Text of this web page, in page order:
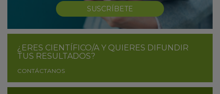
SUSCRÍBETE
¿ERES CIENTÍFICO/A Y QUIERES DIFUNDIR
TUS RESULTADOS?
CONTÁCTANOS